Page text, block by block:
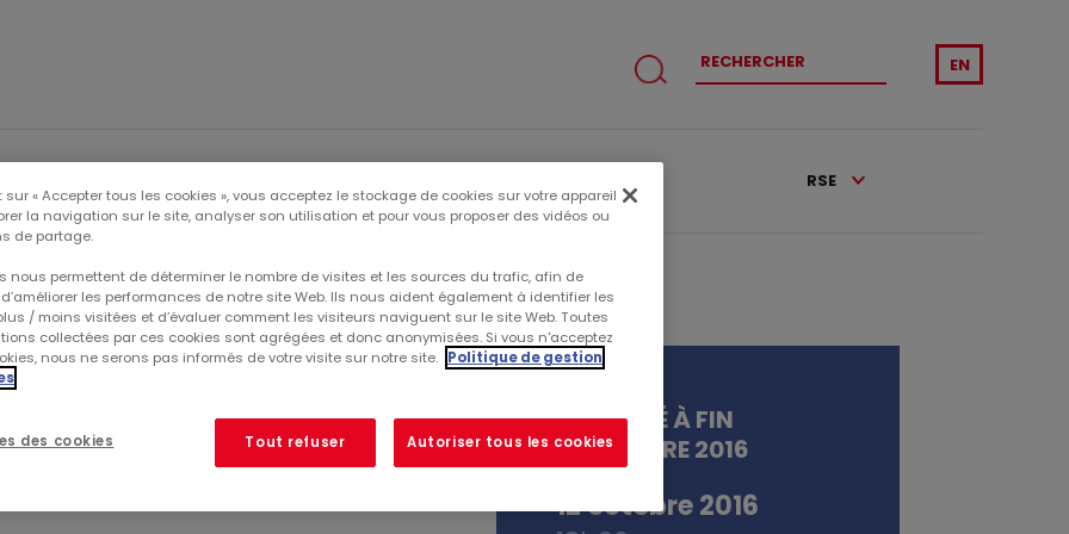
EN
RSE
2016
ACTIVITÉ À FIN
SEPTEMBRE 2016
12 octobre 2016
« Accepter tous les cookies », vous acceptez le stockage de cookies sur votre appareil
la navigation sur le site, analyser son utilisation et pour vous proposer des vidéos ou
de partage.
nous permettent de déterminer le nombre de visites et les sources du trafic, afin de
les performances de notre site Web. Ils nous aident également à identifier les
/ moins visitées et d’évaluer comment les visiteurs naviguent sur le site Web. Toutes
collectées par ces cookies sont agrégées et donc anonymisées. Si vous n'acceptez
nous ne serons pas informés de votre visite sur notre site. Politique de gestion
Tout refuser Autoriser tous les cookies
des cookies